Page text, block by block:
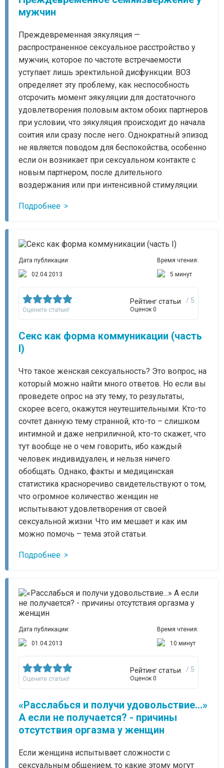
мужчин
Преждевременная эякуляция —
распространенное сексуальное расстройство у
мужчин, которое по частоте встречаемости
уступает лишь эректильной дисфункции. ВОЗ
определяет эту проблему, как неспособность
отсрочить момент эякуляции для достаточного
удовлетворения половым актом обоих партнеров
при условии, что эякуляция происходит до начала
соития или сразу после него. Однократный эпизод
не является поводом для беспокойства, особенно
если он возникает при сексуальном контакте с
новым партнером, после длительного
воздержания или при интенсивной стимуляции.
Подробнее
Дата публикации:
02.04.2013
Время чтения:
5 минут
Оцените статью!
Рейтинг статьи / 5
Оценок 0
Секс как форма коммуникации (часть
I)
Что такое женская сексуальность? Это вопрос, на
который можно найти много ответов. Но если вы
проведете опрос на эту тему, то результаты,
скорее всего, окажутся неутешительными. Кто-то
сочтет данную тему странной, кто-то – слишком
интимной и даже неприличной, кто-то скажет, что
тут вообще не о чем говорить, ибо каждый
человек индивидуален, и нельзя ничего
обобщать. Однако, факты и медицинская
статистика красноречиво свидетельствуют о том,
что огромное количество женщин не
испытывают удовлетворения от своей
сексуальной жизни. Что им мешает и как им
можно помочь – тема этой статьи.
Подробнее
Дата публикации:
01.04.2013
Время чтения:
10 минут
Оцените статью!
Рейтинг статьи / 5
Оценок 0
«Расслабься и получи удовольствие...»
А если не получается? - причины
отсутствия оргазма у женщин
Если женщина испытывает сложности с
сексуальным общением, то какие этому могут